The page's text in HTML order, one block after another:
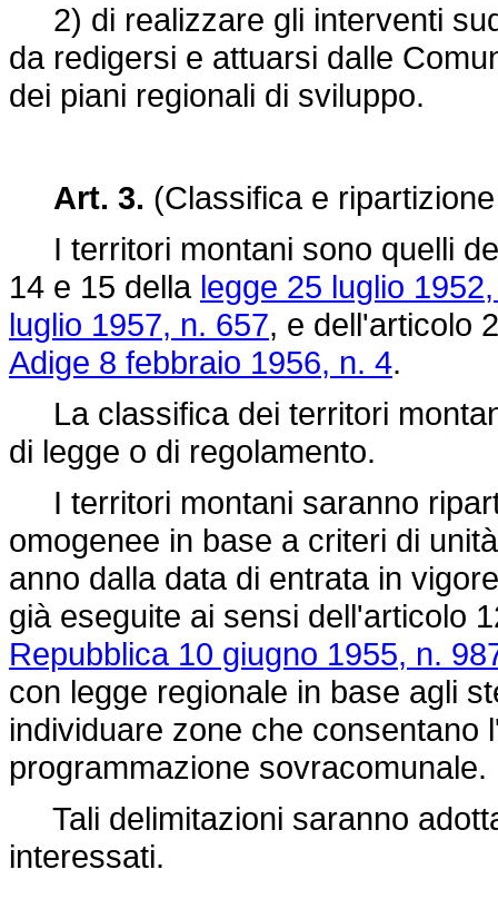
2) di realizzare gli interventi
da redigersi e attuarsi dalle
dei piani regionali di sviluppo.
Art. 3. (Classifica e
I territori montani sono quelli
14 e 15 della legge 25 luglio
luglio 1957, n. 657, e dell'articolo
Adige 8 febbraio 1956, n. 4.
La classifica dei territori
di legge o di regolamento.
I territori montani saranno
omogenee in base a criteri di
anno dalla data di entrata in
già eseguite ai sensi dell'articolo
Repubblica 10 giugno 1955, n.
con legge regionale in base agli
individuare zone che consentano
programmazione sovracomunale.
Tali delimitazioni saranno
interessati.